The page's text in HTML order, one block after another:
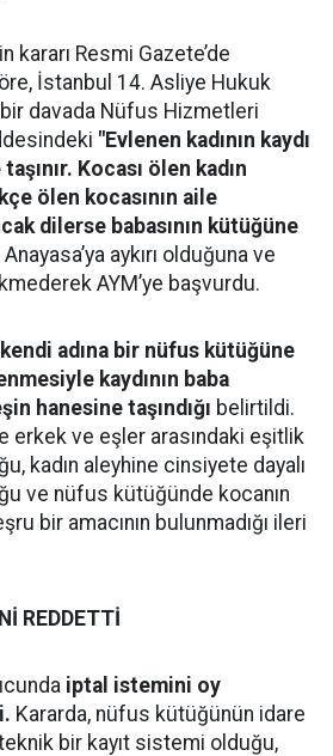
kararı Resmi Gazete’de
İstanbul 14. Asliye Hukuk
bir davada Nüfus Hizmetleri
"Evlenen kadının kaydı
Kocası ölen kadın
ölen kocasının aile
dilerse babasının kütüğüne
Anayasa’ya aykırı olduğuna ve
AYM’ye başvurdu.
kendi adına bir nüfus kütüğüne
kaydının baba
hanesine taşındığı belirtildi.
erkek ve eşler arasındaki eşitlik
kadın aleyhine cinsiyete dayalı
ve nüfus kütüğünde kocanın
bir amacının bulunmadığı ileri
REDDETTİ
iptal istemini oy
Kararda, nüfus kütüğünün idare
bir kayıt sistemi olduğu,